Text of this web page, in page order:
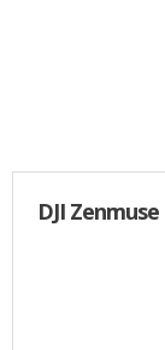
DJI